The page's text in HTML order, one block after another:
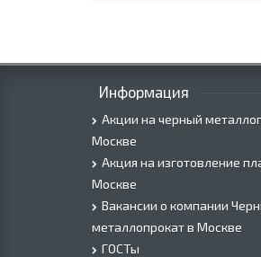
Информация
Акции на черный
Москве
Акция на изготовление
Москве
Вакансии о компании
металлопрокат в Москве
ГОСТы